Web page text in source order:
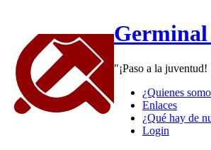
Germinal
"¡Paso a la
¿Quienes
Enlaces
¿Qué hay de
Login